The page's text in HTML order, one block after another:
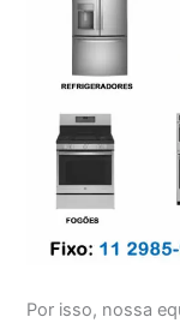
Por isso, nossa